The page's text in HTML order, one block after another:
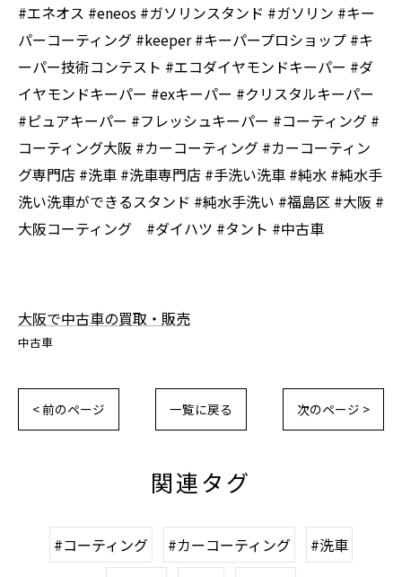
#エネオス #eneos #ガソリンスタンド #ガソリン #キー
パーコーティング #keeper #キーパープロショップ #キ
ーパー技術コンテスト #エコダイヤモンドキーパー #ダ
イヤモンドキーパー #exキーパー #クリスタルキーパー
#ピュアキーパー #フレッシュキーパー #コーティング #
コーティング大阪 #カーコーティング #カーコーティン
グ専門店 #洗車 #洗車専門店 #手洗い洗車 #純水 #純水手
洗い洗車ができるスタンド #純水手洗い #福島区 #大阪 #
大阪コーティング #ダイハツ #タント #中古車
大阪で中古車の買取・販売
中古車
< 前のページ 一覧に戻る 次のページ >
関連タグ
#コーティング #カーコーティング
#洗車